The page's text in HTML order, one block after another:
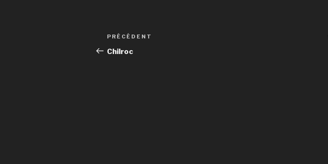
Navigation
de
Article
précédent
PRÉCÉDENT
Chilroc